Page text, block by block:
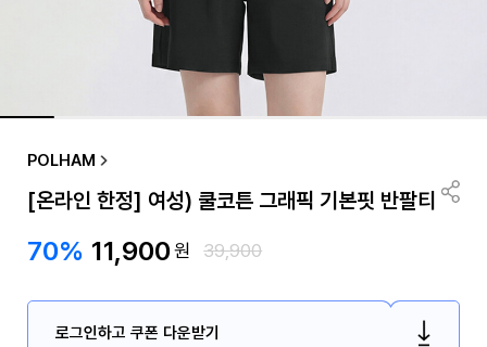
POLHAM
[온라인 한정] 여성) 쿨코튼 그래픽 기본핏 반팔티
70% 11,900원 39,900
로그인하고 쿠폰 다운받기